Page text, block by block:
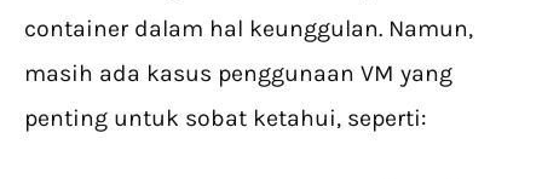
container dalam hal keunggulan. Namun,
masih ada kasus penggunaan VM yang
penting untuk sobat ketahui, seperti: